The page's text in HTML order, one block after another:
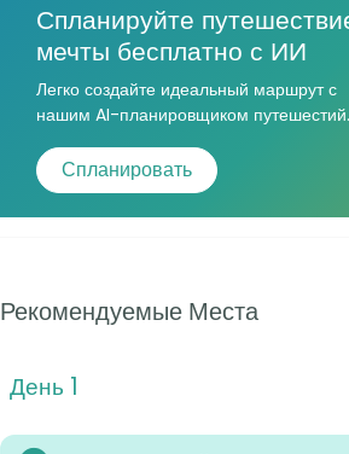
Спланируйте
мечты бесплатно с ИИ
Легко создайте идеальный маршрут с
нашим AI-планировщиком путешестий.
Спланировать
Рекомендуемые Места
День 1